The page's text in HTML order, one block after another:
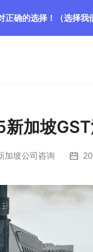
加坡
加坡公司咨询
确的选择！（选择我